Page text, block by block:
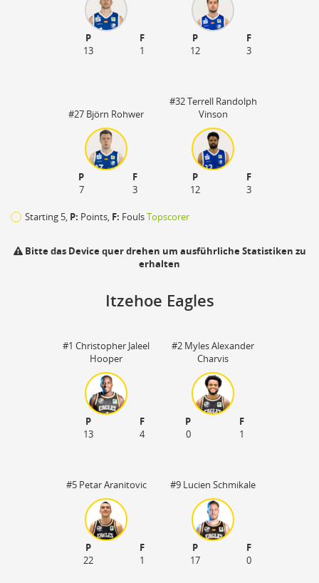
P
F
13
1
P
F
12
3
#27 Björn Rohwer
P
F
7
3
#32 Terrell Randolph
Vinson
P
F
12
3
Starting 5, P: Points, F: FoulsTopscorer
Bitte das Device quer drehen um ausführliche Statistiken zu
erhalten
Itzehoe Eagles
#1 Christopher Jaleel
Hooper
P
F
13
4
#2 Myles Alexander
Charvis
P
F
0
1
#5 Petar Aranitovic
P
F
22
1
#9 Lucien Schmikale
P
F
17
0